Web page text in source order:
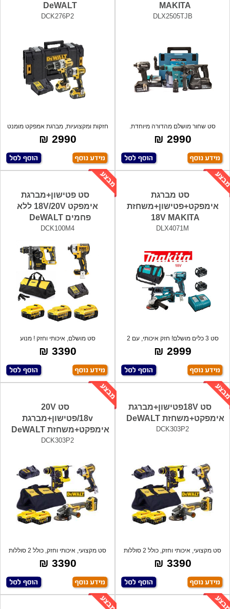
MAKITA
DLX2505TJB
סט שחור מושלם מהדורה מיוחדת.
מקצועי, איכ
2990 ₪
DeWALT
DCK276P2
חזקות ומקצועיות, מברגת אמפקט מומנט
205Nm
2990 ₪
סט מברגת
אימפקט+פטישון+משחזת
18V MAKITA
DLX4071M
סט 3 כלים מושלם! חזק איכותי, עם 2
סוללות
2999 ₪
סט פטישון+מברגת
אימפקט 18V/20V ללא
פחמים DeWALT
DCK100M4
סט מושלם, איכותי וחזק ! מנוע
BRUSHLESS -
3390 ₪
סט 18Vפטישון+מברגת
אימפקט+משחזת DeWALT
DCK303P2
סט מקצועי, איכותי וחזק, כולל 2 סוללות
3390 ₪
סט 20V
/18vפטישון+מברגת
אימפקט+משחזת DeWALT
DCK303P2
סט מקצועי, איכותי וחזק, כולל 2 סוללות
3390 ₪